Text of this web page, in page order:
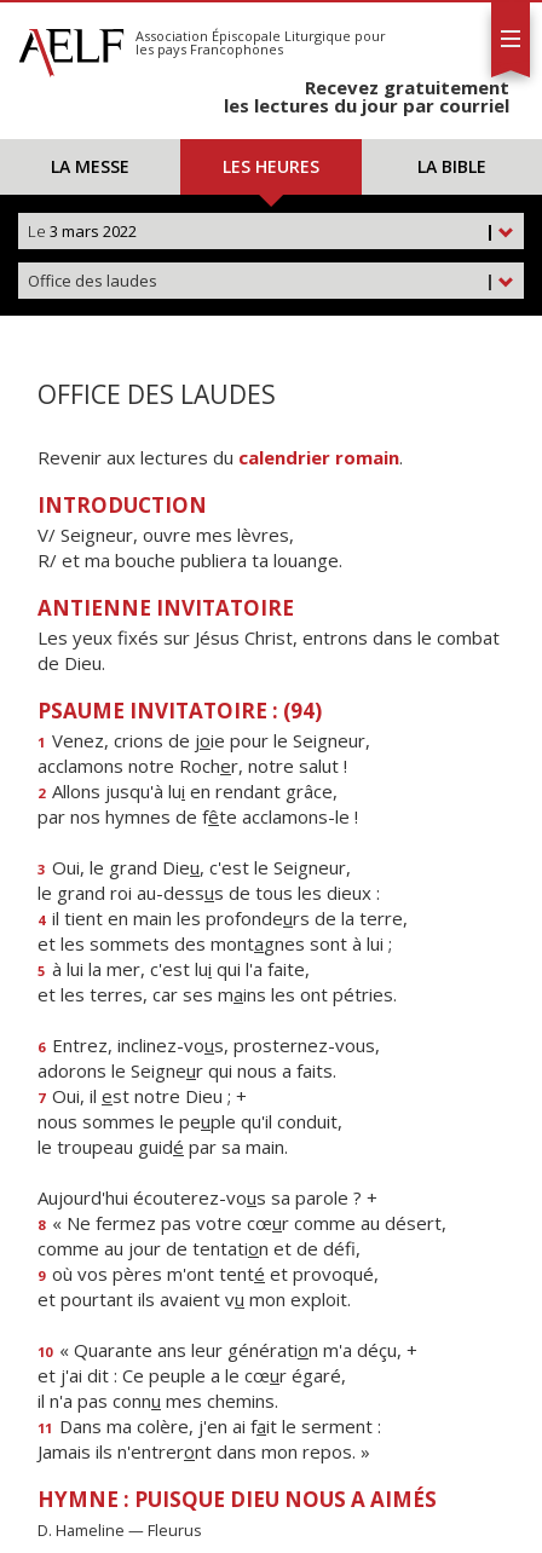
S'abonner
Calendrier
Association Épiscopale Liturgique pour
les pays Francophones
Recevez gratuitement
les lectures du jour par courriel
LA MESSE LES HEURES LA BIBLE
|
Le 3 mars 2022
|
Office des laudes
OFFICE DES LAUDES
Revenir aux lectures du calendrier romain.
INTRODUCTION
V/ Seigneur, ouvre mes lèvres,
R/ et ma bouche publiera ta louange.
ANTIENNE INVITATOIRE
Les yeux fixés sur Jésus Christ, entrons dans le combat
de Dieu.
PSAUME INVITATOIRE : (94)
1 Venez, crions de joie pour le Seigneur,
acclamons notre Rocher, notre salut !
2 Allons jusqu'à lui en rendant grâce,
par nos hymnes de fête acclamons-le !
3 Oui, le grand Dieu, c'est le Seigneur,
le grand roi au-dessus de tous les dieux :
4 il tient en main les profondeurs de la terre,
et les sommets des montagnes sont à lui ;
5 à lui la mer, c'est lui qui l'a faite,
et les terres, car ses mains les ont pétries.
6 Entrez, inclinez-vous, prosternez-vous,
adorons le Seigneur qui nous a faits.
7 Oui, il est notre Dieu ; +
nous sommes le peuple qu'il conduit,
le troupeau guidé par sa main.
Aujourd'hui écouterez-vous sa parole ? +
8 « Ne fermez pas votre cœur comme au désert,
comme au jour de tentation et de défi,
9 où vos pères m'ont tenté et provoqué,
et pourtant ils avaient vu mon exploit.
10 « Quarante ans leur génération m'a déçu, +
et j'ai dit : Ce peuple a le cœur égaré,
il n'a pas connu mes chemins.
11 Dans ma colère, j'en ai fait le serment :
Jamais ils n'entreront dans mon repos. »
HYMNE : PUISQUE DIEU NOUS A AIMÉS
D. Hameline — Fleurus